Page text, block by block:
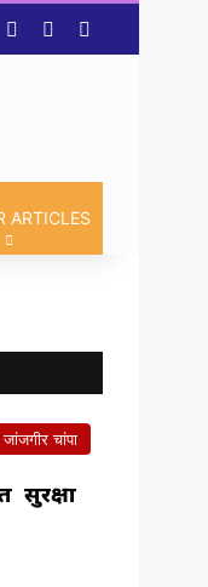
Log InRandom Article
ARTICLES
जांजगीर चांपा
सुरक्षा